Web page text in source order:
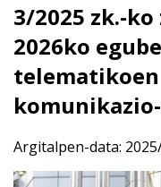
3/2025 zk.-
2026ko
Argitalpen-data: